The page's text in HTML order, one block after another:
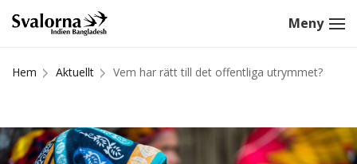
Hem Aktuellt Vem har rätt till det offentliga utrymmet?